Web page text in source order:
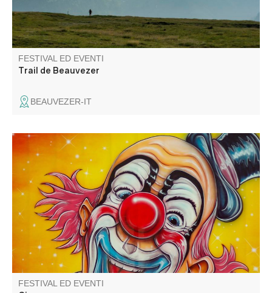
FESTIVAL ED EVENTI
Trail de Beauvezer
BEAUVEZER-IT
Venez applaudir les artistes, les clowns et autres
funambules.
FESTIVAL ED EVENTI